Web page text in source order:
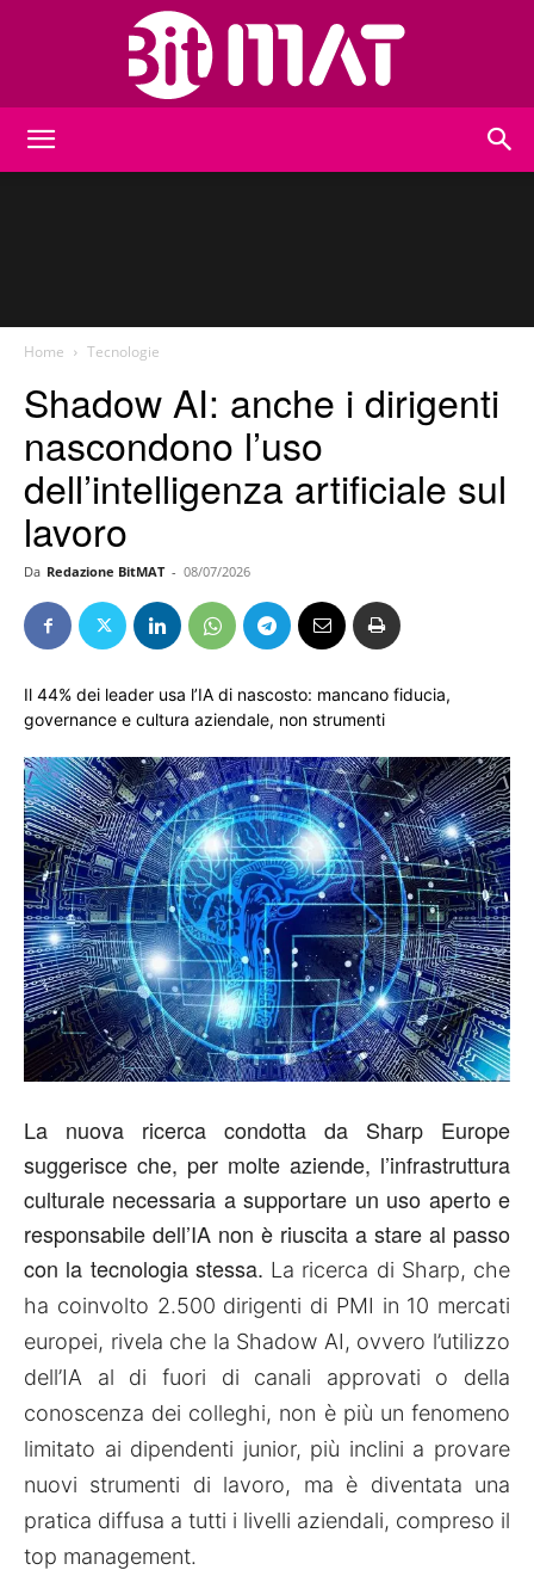
Home Tecnologie
Shadow AI: anche i dirigenti
nascondono l’uso
dell’intelligenza artificiale sul
lavoro
Da Redazione BitMAT - 08/07/2026
Il 44% dei leader usa l’IA di nascosto: mancano fiducia,
governance e cultura aziendale, non strumenti
La nuova ricerca condotta da Sharp Europe
suggerisce che, per molte aziende, l’infrastruttura
culturale necessaria a supportare un uso aperto e
responsabile dell’IA non è riuscita a stare al passo
con la tecnologia stessa. La ricerca di Sharp, che
ha coinvolto 2.500 dirigenti di PMI in 10 mercati
europei, rivela che la Shadow AI, ovvero l’utilizzo
dell’IA al di fuori di canali approvati o della
conoscenza dei colleghi, non è più un fenomeno
limitato ai dipendenti junior, più inclini a provare
nuovi strumenti di lavoro, ma è diventata una
pratica diffusa a tutti i livelli aziendali, compreso il
top management.